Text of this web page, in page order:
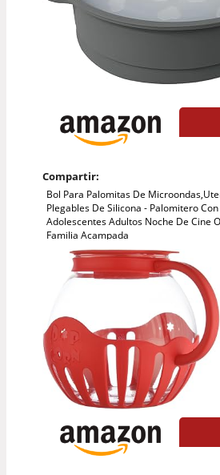
Compartir:
Bol Para Palomitas De
Plegables De Silicona - Palomitero
Adolescentes Adultos Noche De Cine
Familia Acampada